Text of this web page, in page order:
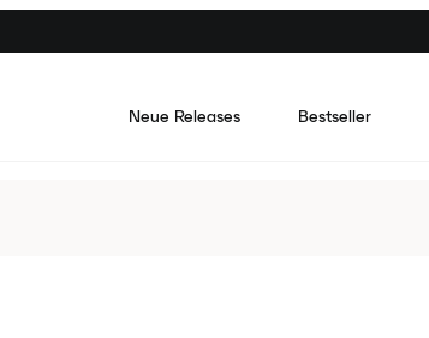
Neue Releases Bestseller